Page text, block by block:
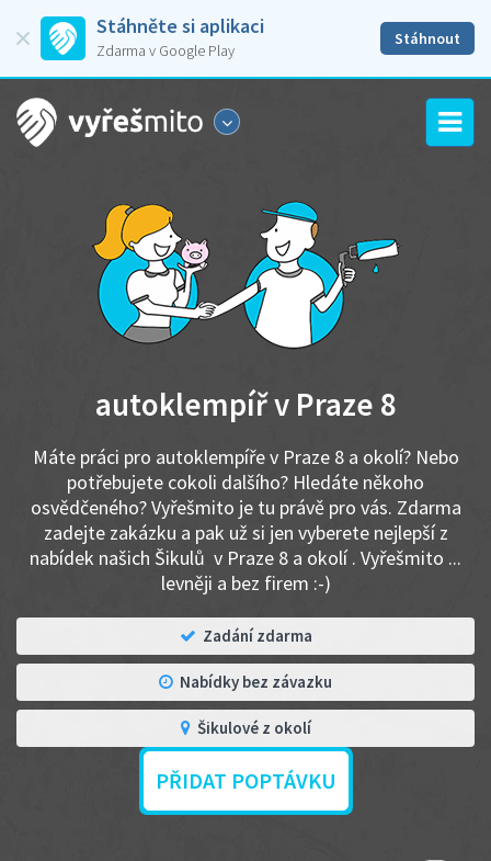
Stáhněte si aplikaci
Zdarma v Google Play
Stáhnout
autoklempíř v Praze 8
Máte práci pro autoklempíře v Praze 8 a okolí? Nebo
potřebujete cokoli dalšího? Hledáte někoho
osvědčeného? Vyřešmito je tu právě pro vás. Zdarma
zadejte zakázku a pak už si jen vyberete nejlepší z
nabídek našich Šikulů v Praze 8 a okolí . Vyřešmito ...
levněji a bez firem :-)
Zadání zdarma
Nabídky bez závazku
Šikulové z okolí
PŘIDAT POPTÁVKU